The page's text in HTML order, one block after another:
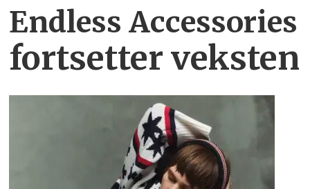
Endless Accessories
fortsetter veksten